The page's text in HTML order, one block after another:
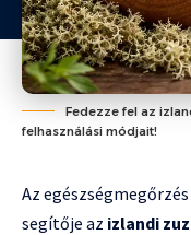
Fedezze fel az
felhasználási módjait!
Az
segítője az izlandi